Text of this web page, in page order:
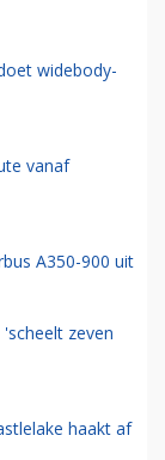
widebody-
vanaf
A350-900 uit
zeven
haakt af